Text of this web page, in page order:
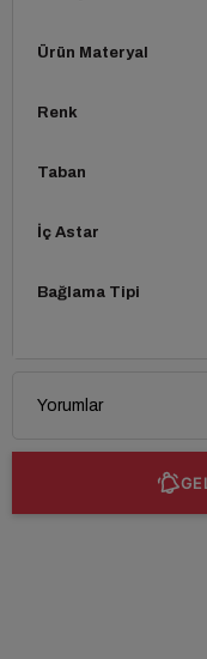
Ürün Materyal
Renk
Taban
İç Astar
Bağlama Tipi
Yorumlar